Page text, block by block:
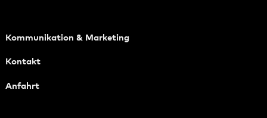
Kommunikation & Marketing
Kontakt
Anfahrt